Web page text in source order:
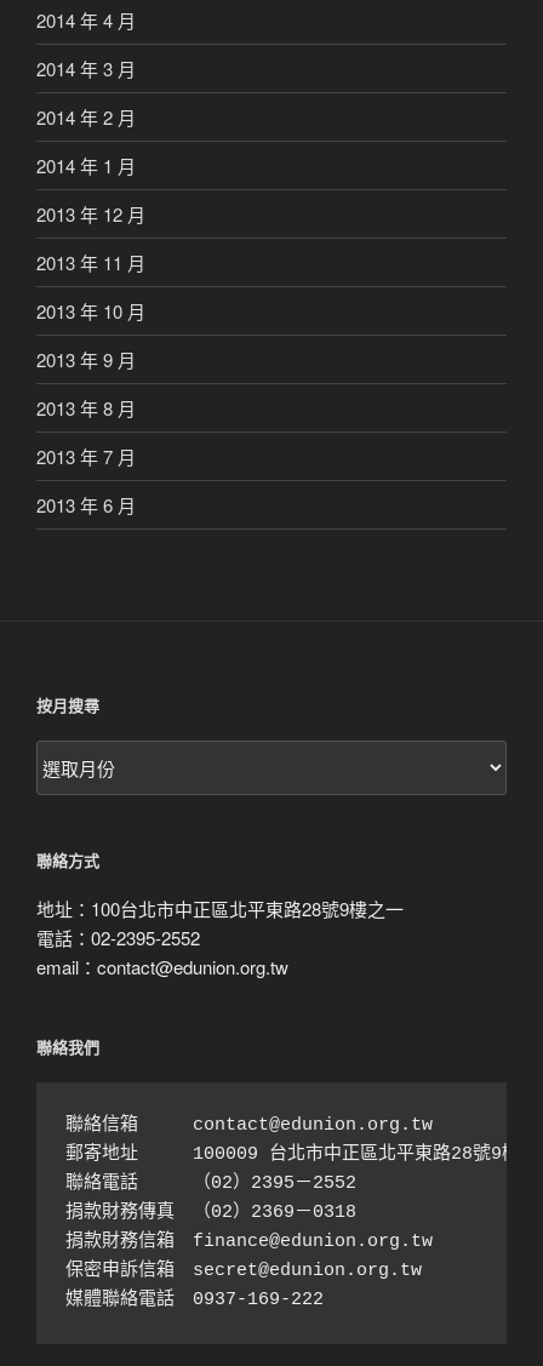
2014 年 4 月
2014 年 3 月
2014 年 2 月
2014 年 1 月
2013 年 12 月
2013 年 11 月
2013 年 10 月
2013 年 9 月
2013 年 8 月
2013 年 7 月
2013 年 6 月
按月搜尋
按
月
聯絡方式
地址：100台北市中正區北平東路28號9樓之一
電話：02-2395-2552
email：contact@edunion.org.tw
聯絡我們
聯絡信箱　　　contact@edunion.org.tw
郵寄地址　　　100009 台北市中正區北平東路28號9樓之
聯絡電話　　　（02）2395－2552
捐款財務傳真　（02）2369－0318
捐款財務信箱　finance@edunion.org.tw
保密申訴信箱　secret@edunion.org.tw
媒體聯絡電話　0937-169-222